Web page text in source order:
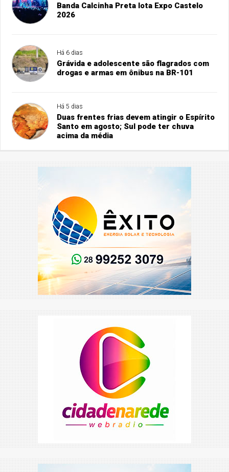
Banda Calcinha Preta lota Expo Castelo
2026
Há 6 dias
Grávida e adolescente são flagrados com
drogas e armas em ônibus na BR-101
Há 5 dias
Duas frentes frias devem atingir o Espírito
Santo em agosto; Sul pode ter chuva
acima da média